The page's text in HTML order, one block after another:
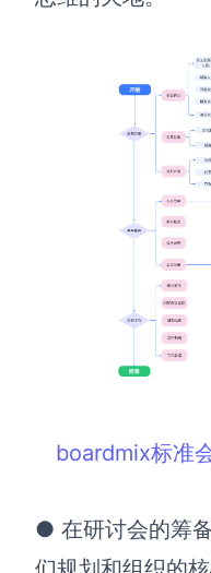
高效协作
团队协作提效
查看所有场景
boardmix标准
● 在研讨会的筹